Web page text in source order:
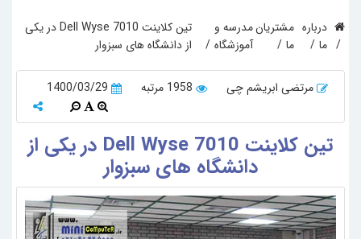
درباره
ما
مشتریان
ما
مدرسه و
آموزشگاه
تین کلاینت Dell Wyse 7010 در یکی
از دانشگاه های سبزوار
مرتضی ابریشم چی 1958 مرتبه 1400/03/29
تین کلاینت Dell Wyse 7010 در یکی از
دانشگاه های سبزوار